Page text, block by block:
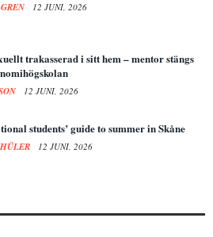
12 JUNI, 2026
trakasserad i sitt hem – mentor stängs
12 JUNI, 2026
students’ guide to summer in Skåne
12 JUNI, 2026